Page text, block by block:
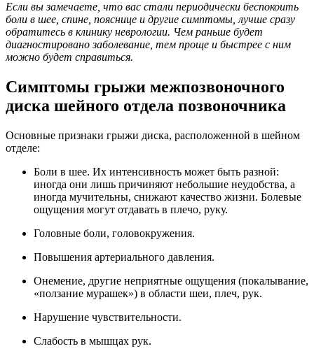
Если вы замечаете, что вас стали периодически беспокоить
боли в шее, спине, пояснице и другие симптомы, лучше сразу
обратитесь в клинику неврологии. Чем раньше будет
диагностировано заболевание, тем проще и быстрее с ним
можно будет справиться.
Симптомы грыжи межпозвоночного
диска шейного отдела позвоночника
Основные признаки грыжи диска, расположенной в шейном
отделе:
Боли в шее. Их интенсивность может быть разной:
иногда они лишь причиняют небольшие неудобства, а
иногда мучительны, снижают качество жизни. Болевые
ощущения могут отдавать в плечо, руку.
Головные боли, головокружения.
Повышения артериального давления.
Онемение, другие неприятные ощущения (покалывание,
«ползание мурашек») в области шеи, плеч, рук.
Нарушение чувствительности.
Слабость в мышцах рук.